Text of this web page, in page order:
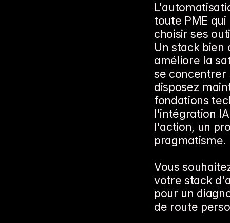
toute PME
choisir ses
Un stack bien
améliore la
se concentrer
disposez
fondations
l'intégration
l'action, un
pragmatisme.
Vous
votre stack
pour un
de route